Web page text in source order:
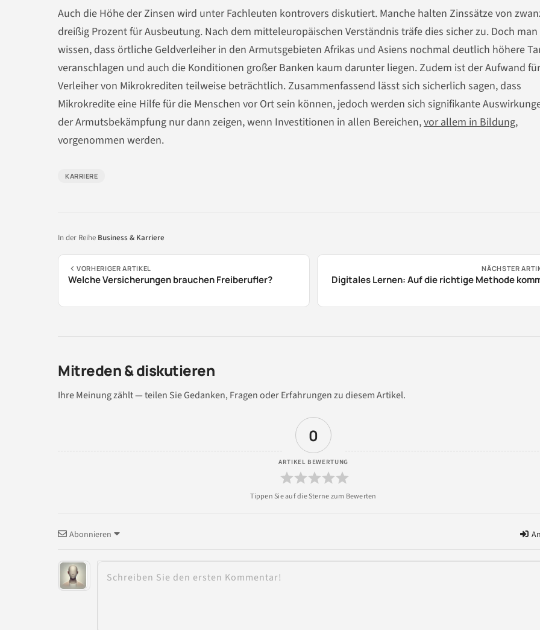
Auch die Höhe der Zinsen wird unter Fachleuten kontrovers diskutiert. Manche halten Zinssätze von
dreißig Prozent für Ausbeutung. Nach dem mitteleuropäischen Verständnis träfe dies sicher zu. Doch man
wissen, dass örtliche Geldverleiher in den Armutsgebieten Afrikas und Asiens nochmal deutlich höhere
veranschlagen und auch die Konditionen großer Banken kaum darunter liegen. Zudem ist der Aufwand
Verleiher von Mikrokrediten teilweise beträchtlich. Zusammenfassend lässt sich sicherlich sagen, dass
Mikrokredite eine Hilfe für die Menschen vor Ort sein können, jedoch werden sich signifikante
der Armutsbekämpfung nur dann zeigen, wenn Investitionen in allen Bereichen,vor allem in Bildung,
vorgenommen werden.
KARRIERE
In der Reihe Business & Karriere
VORHERIGER ARTIKEL
Welche Versicherungen brauchen Freiberufler?
NÄCHSTER
Digitales Lernen: Auf die richtige Methode
Mitreden & diskutieren
Ihre Meinung zählt — teilen Sie Gedanken, Fragen oder Erfahrungen zu diesem Artikel.
0
ARTIKEL BEWERTUNG
Abonnieren